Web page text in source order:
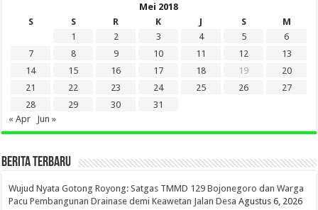
Mei 2018
S
S R K J S
M
1
2 3 4 5
6
7
8 9 10 11 12
13
14
15 16 17 18 19
20
21
22 23 24 25 26
27
28
29 30
31
« Apr
Jun »
BERITA TERBARU
Wujud Nyata Gotong Royong: Satgas TMMD 129 Bojonegoro dan Warga
Pacu Pembangunan Drainase demi Keawetan Jalan Desa Agustus 6, 2026